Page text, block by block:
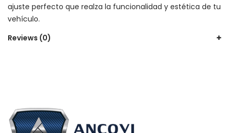
ajuste perfecto que realza la funcionalidad y estética de tu
vehículo.
Reviews (0)